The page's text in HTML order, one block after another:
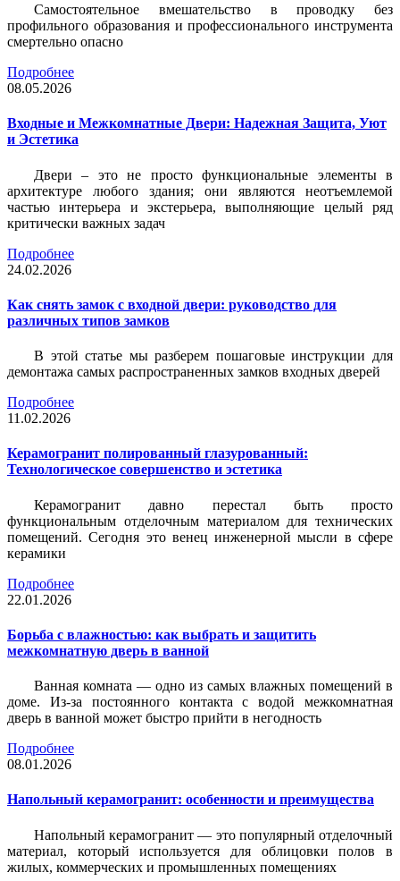
Самостоятельное вмешательство в проводку без
профильного образования и профессионального инструмента
смертельно опасно
Подробнее
08.05.2026
Входные и Межкомнатные Двери: Надежная Защита, Уют
и Эстетика
Двери – это не просто функциональные элементы в
архитектуре любого здания; они являются неотъемлемой
частью интерьера и экстерьера, выполняющие целый ряд
критически важных задач
Подробнее
24.02.2026
Как снять замок с входной двери: руководство для
различных типов замков
В этой статье мы разберем пошаговые инструкции для
демонтажа самых распространенных замков входных дверей
Подробнее
11.02.2026
Керамогранит полированный глазурованный:
Технологическое совершенство и эстетика
Керамогранит давно перестал быть просто
функциональным отделочным материалом для технических
помещений. Сегодня это венец инженерной мысли в сфере
керамики
Подробнее
22.01.2026
Борьба с влажностью: как выбрать и защитить
межкомнатную дверь в ванной
Ванная комната — одно из самых влажных помещений в
доме. Из-за постоянного контакта с водой межкомнатная
дверь в ванной может быстро прийти в негодность
Подробнее
08.01.2026
Напольный керамогранит: особенности и преимущества
Напольный керамогранит — это популярный отделочный
материал, который используется для облицовки полов в
жилых, коммерческих и промышленных помещениях